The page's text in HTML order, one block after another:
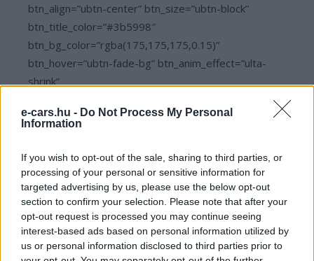
e-cars.hu - Do Not Process My Personal
Information
If you wish to opt-out of the sale, sharing to third parties, or
processing of your personal or sensitive information for
targeted advertising by us, please use the below opt-out
section to confirm your selection. Please note that after your
opt-out request is processed you may continue seeing
interest-based ads based on personal information utilized by
us or personal information disclosed to third parties prior to
btn_align=”ubtn-center” btn_size=”ubtn-block”
btn_title_color=”#3b5998″
btn_bg_color=”rgba(175,175,175,0.15)”
btn_hover=”ubtn-fade-bg” btn_anim_effect=”ulta-
shrink”
btn_title_color_hover=”#06c100″ icon=”Defaults-
btn_icon_pos=”ubtn-sep-icon-at-left”
btn_shadow=”shd-bottom”
btn_shadow_color=”#3b5998″
btn_shadow_color_hover=”#06c100″
btn_shadow_size=”2″ btn_font_size=”desktop:14px;”
btn_font_style=”font-weight:bold;”]